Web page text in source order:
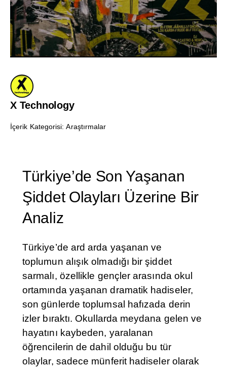
X Technology
İçerik Kategorisi: Araştırmalar
Türkiye’de Son Yaşanan
Şiddet Olayları Üzerine Bir
Analiz
Türkiye’de ard arda yaşanan ve
toplumun alışık olmadığı bir şiddet
sarmalı, özellikle gençler arasında okul
ortamında yaşanan dramatik hadiseler,
son günlerde toplumsal hafızada derin
izler bıraktı. Okullarda meydana gelen ve
hayatını kaybeden, yaralanan
öğrencilerin de dahil olduğu bu tür
olaylar, sadece münferit hadiseler olarak